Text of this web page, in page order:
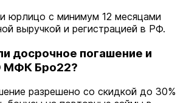
юрлицо с минимум 12 месяцами
выручкой и регистрацией в РФ.
досрочное погашение и
МФК Бро22?
разрешено со скидкой до 30%